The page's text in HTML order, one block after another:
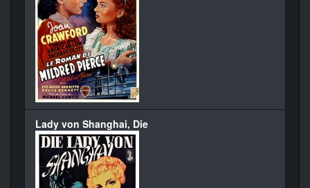
Lady von Shanghai, Die